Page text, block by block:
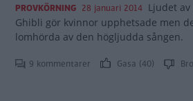
PROVKÖRNING 28 januari 2014 Ljudet
Ghibli gör kvinnor upphetsade men
lomhörda av den högljudda sången.
9 kommentarer Gasa (40)